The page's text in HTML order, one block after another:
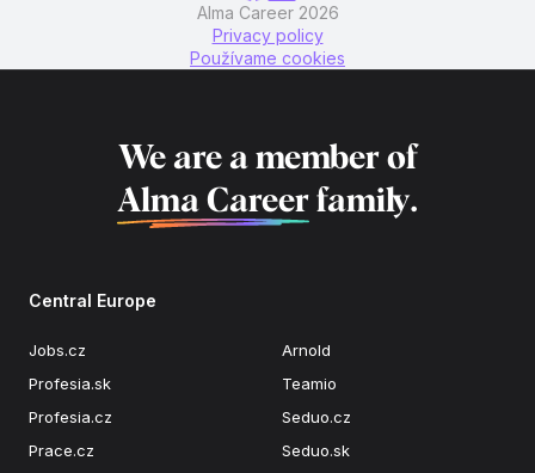
Alma Career 2026
Privacy policy
Používame cookies
We are a member of
Alma Career family.
Central Europe
Jobs.cz
Profesia.sk
Profesia.cz
Prace.cz
Arnold
Teamio
Seduo.cz
Seduo.sk